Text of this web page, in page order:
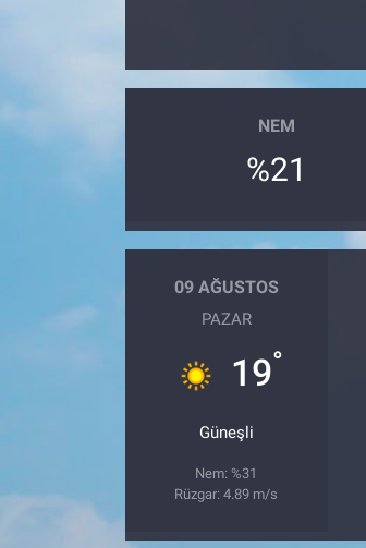
NEM
%21
09 AĞUSTOS
PAZAR
19°
Güneşli
Nem: %31
Rüzgar: 4.89 m/s